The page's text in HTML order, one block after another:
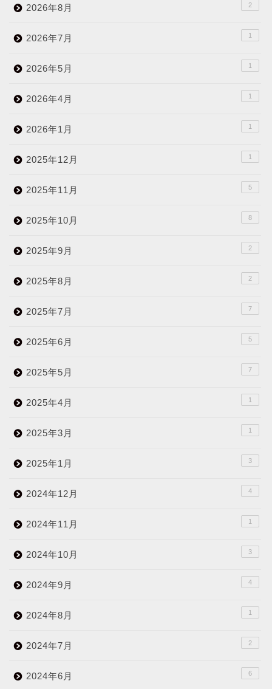
2026年8月 2
2026年7月 1
2026年5月 1
2026年4月 1
2026年1月 1
2025年12月 1
2025年11月 5
2025年10月 8
2025年9月 2
2025年8月 2
2025年7月 7
2025年6月 5
2025年5月 7
2025年4月 1
2025年3月 1
2025年1月 3
2024年12月 4
2024年11月 1
2024年10月 3
2024年9月 4
2024年8月 1
2024年7月 2
2024年6月 6